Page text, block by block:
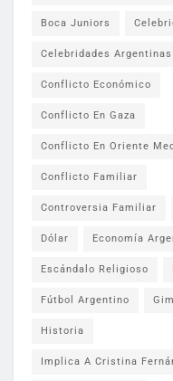
Boca Juniors
Celebridades Argentinas
Conflicto Económico
Conflicto En Gaza
Conflicto En Oriente
Conflicto Familiar
Controversia Familiar
Dólar Economía
Escándalo Religioso
Fútbol Argentino
Historia
Implica A Cristina